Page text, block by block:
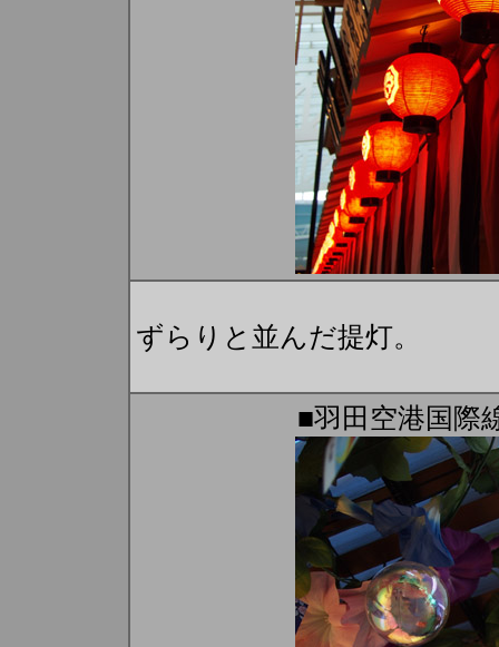
ずらりと並んだ提灯。
■羽田空港国際